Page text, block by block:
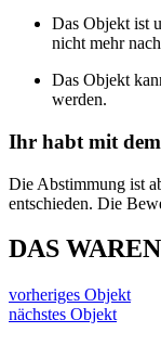
Das Objekt ist
nicht mehr
Das Objekt
werden.
Ihr habt mit dem
Die Abstimmung ist
entschieden. Die
DAS
vorheriges Objekt
nächstes Objekt